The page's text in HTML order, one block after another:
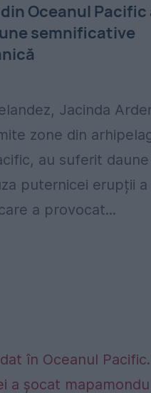
Oceanul Pacific
semnificative
Jacinda
zone din
au suferit daune
puternicei erupții a
a provocat...